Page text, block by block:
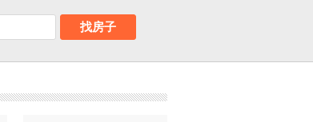
找房子